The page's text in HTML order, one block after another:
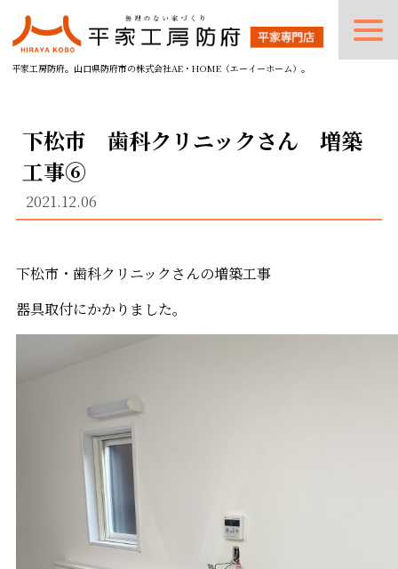
平家工房防府。山口県防府市の株式会社AE・HOME（エーイーホーム）。
下松市 歯科クリニックさん 増築
工事⑥
2021.12.06
下松市・歯科クリニックさんの増築工事
器具取付にかかりました。